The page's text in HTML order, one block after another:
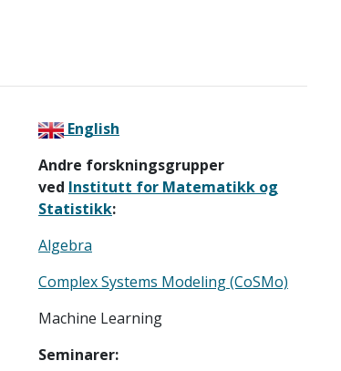
English
Andre forskningsgrupper
ved Institutt for Matematikk og
Statistikk:
Algebra
Complex Systems Modeling (CoSMo)
Machine Learning
Seminarer: